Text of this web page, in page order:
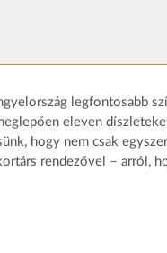
legfontosabb
eleven
hogy nem csak
rendezővel – arról,